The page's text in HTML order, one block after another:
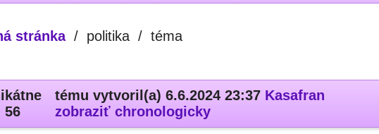
stránka / politika / téma
56
tému vytvoril(a) 6.6.2024 23:37 Kasafran
zobraziť chronologicky